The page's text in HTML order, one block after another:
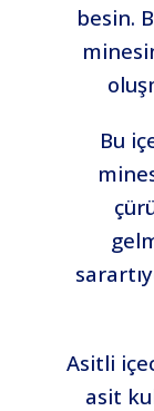
besin.
Bu
Asitli
asit